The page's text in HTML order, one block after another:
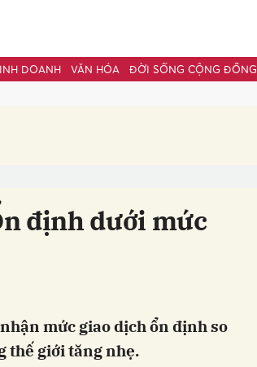
DOANH VĂN HÓA ĐỜI SỐNG CỘNG ĐỒNG
định dưới mức
mức giao dịch ổn định so
thế giới tăng nhẹ.